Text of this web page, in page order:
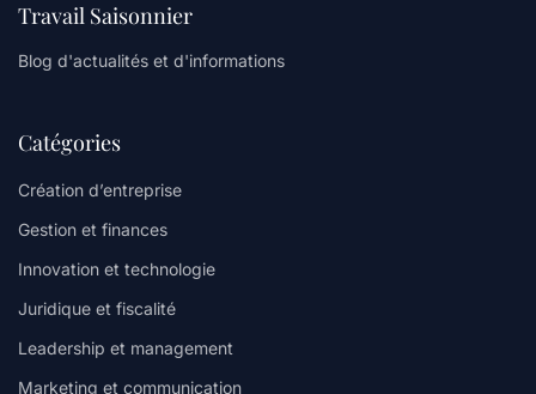
Travail Saisonnier
Blog d'actualités et d'informations
Catégories
Création d’entreprise
Gestion et finances
Innovation et technologie
Juridique et fiscalité
Leadership et management
Marketing et communication